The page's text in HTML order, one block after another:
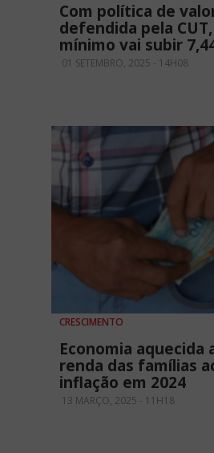
Com política de
defendida pela
mínimo vai subir
01 SETEMBRO, 2025 - 14H08
CRESCIMENTO
Economia aquecida
renda das famílias
inflação em 2024
13 MARÇO, 2025 - 11H18